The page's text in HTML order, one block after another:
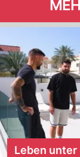
Leben unter